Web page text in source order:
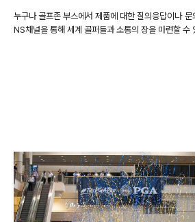
누구나 골프존 부스에서 제품에 대한 질의응답이나
NS채널을 통해 세계 골퍼들과 소통의 장을 마련할 수